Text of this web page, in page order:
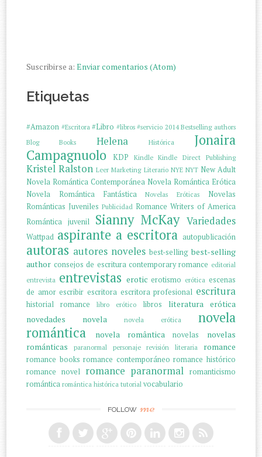
Suscribirse a:Enviar comentarios (Atom)
Etiquetas
#Amazon #Escritora #Libro #libros #servicio 2014 Bestselling authors
Blog
Books Helena Histórica
Jonaira
Campagnuolo
KDP Kindle Kindle Direct Publishing
Kristel Ralston Leer Marketing Literario NYE NYT New Adult
Novela Romántica Contemporánea Novela Romántica Erótica
Novela Romántica Fantástica
Novelas Eróticas
Novelas
Románticas Juveniles Publicidad Romance Writers of America
Romántica juvenil
Sianny McKay Variedades
Wattpad aspirante a escritora autopublicación
autoras autores noveles best-selling best-selling
author consejos de escritura contemporary romance editorial
entrevista entrevistas erotic erotismo erótica escenas
de amor escribir escritora escritora profesional escritura
historial romance libro erótico libros
literatura erótica
novedades
novela novela erótica
novela
romántica
novela romântica novelas
novelas
románticas
paranormal personaje revisión literaria romance
romance books romance contemporáneo romance histórico
romance novel romance paranormal romanticismo
romántica romántica histórica tutorial vocabulario
FOLLOW me